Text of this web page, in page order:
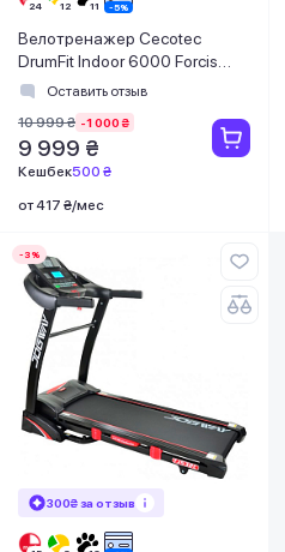
Велотренажер Cecotec
DrumFit Indoor 6000 Forcis
(CCTC-07094)
Оставить отзыв
10 999 ₴ -1 000 ₴
9 999 ₴
Кешбек500 ₴
от 417 ₴/мес
-3%
300₴ за отзыв